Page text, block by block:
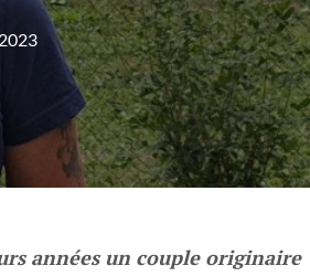
années un couple originaire